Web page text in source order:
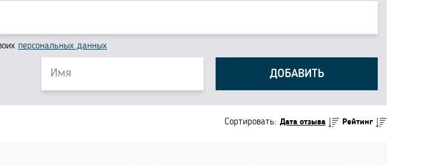
персональных данных
ДОБАВИТЬ
Сортировать: Дата отзыва Рейтинг